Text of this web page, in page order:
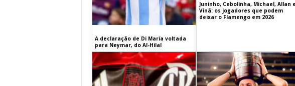
A declaração de Di María voltada
para Neymar, do Al-Hilal
Juninho, Cebolinha, Michael, Allan e
Vinã: os jogadores que podem
deixar o Flamengo em 2026